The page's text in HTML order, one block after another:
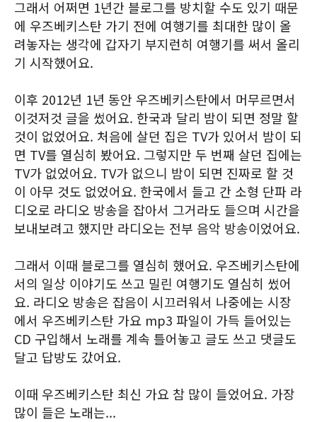
그래서 어쩌면 1년간 블로그를 방치할 수도 있기 때문
에 우즈베키스탄 가기 전에 여행기를 최대한 많이 올
려놓자는 생각에 갑자기 부지런히 여행기를 써서 올리
기 시작했어요.
이후 2012년 1년 동안 우즈베키스탄에서 머무르면서
이것저것 글을 썼어요. 한국과 달리 밤이 되면 정말 할
것이 없었어요. 처음에 살던 집은 TV가 있어서 밤이 되
면 TV를 열심히 봤어요. 그렇지만 두 번째 살던 집에는
TV가 없었어요. TV가 없으니 밤이 되면 진짜로 할 것
이 아무 것도 없었어요. 한국에서 들고 간 소형 단파 라
디오로 라디오 방송을 잡아서 그거라도 들으며 시간을
보내보려고 했지만 라디오는 전부 음악 방송이었어요.
그래서 이때 블로그를 열심히 했어요. 우즈베키스탄에
서의 일상 이야기도 쓰고 밀린 여행기도 열심히 썼어
요. 라디오 방송은 잡음이 시끄러워서 나중에는 시장
에서 우즈베키스탄 가요 mp3 파일이 가득 들어있는
CD 구입해서 노래를 계속 틀어놓고 글도 쓰고 댓글도
달고 답방도 갔어요.
이때 우즈베키스탄 최신 가요 참 많이 들었어요. 가장
많이 들은 노래는...